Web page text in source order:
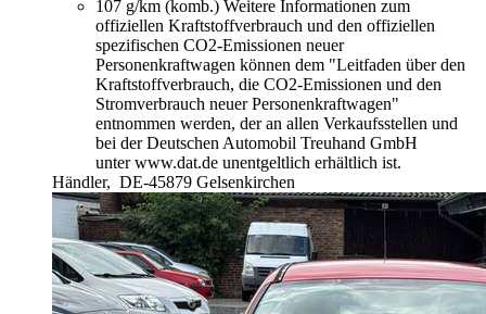
107 g/km (komb.) Weitere Informationen zum
offiziellen Kraftstoffverbrauch und den offiziellen
spezifischen CO2-Emissionen neuer
Personenkraftwagen können dem "Leitfaden über den
Kraftstoffverbrauch, die CO2-Emissionen und den
Stromverbrauch neuer Personenkraftwagen"
entnommen werden, der an allen Verkaufsstellen und
bei der Deutschen Automobil Treuhand GmbH
unter www.dat.de unentgeltlich erhältlich ist.
Händler, DE-45879 Gelsenkirchen